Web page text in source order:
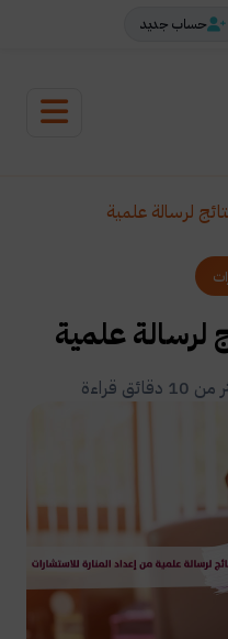
حساب جديد
لرسالة علمية
لرسالة علمية
دقائق قراءة